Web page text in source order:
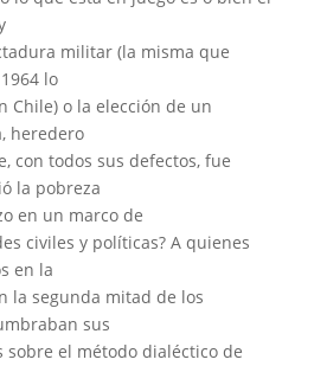
militar (la misma que
lo
Chile) o la elección de un
heredero
con todos sus defectos, fue
la pobreza
en un marco de
civiles y políticas? A quienes
en la
la segunda mitad de los
sus
sobre el método dialéctico de